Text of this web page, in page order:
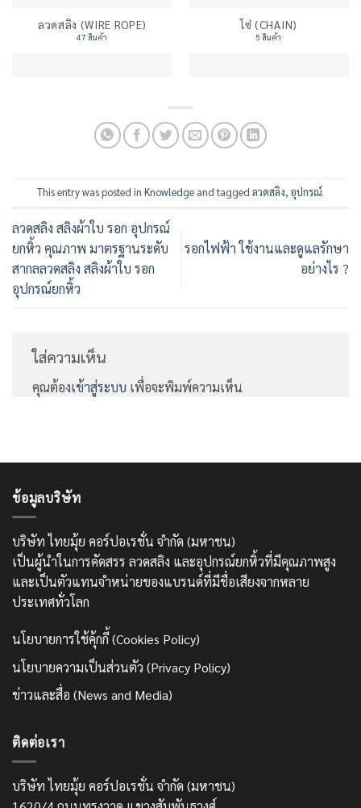
ลวดสลิง (WIRE ROPE)
47 สินค้า
โซ่ (CHAIN)
5 สินค้า
This entry was posted in Knowledge and tagged ลวดสลิง, อุปกรณ์.
ลวดสลิง สลิงผ้าใบ รอก อุปกรณ์
ยกหิ้ว คุณภาพ มาตรฐานระดับ
สากลลวดสลิง สลิงผ้าใบ รอก
อุปกรณ์ยกหิ้ว
รอกไฟฟ้า ใช้งานและดูแลรักษา
อย่างไร ?
ใส่ความเห็น
คุณต้องเข้าสู่ระบบ เพื่อจะพิมพ์ความเห็น
ข้อมูลบริษัท
บริษัท ไทยมุ้ย คอร์ปอเรชั่น จำกัด (มหาชน)
เป็นผู้นำในการคัดสรร ลวดสลิง และอุปกรณ์ยกหิ้วที่มีคุณภาพสูง
และเป็นตัวแทนจำหน่ายของแบรนด์ที่มีชื่อเสียงจากหลาย
ประเทศทั่วโลก
นโยบายการใช้คุ้กกี้ (Cookies Policy)
นโยบายความเป็นส่วนตัว (Privacy Policy)
ข่าวและสื่อ (News and Media)
ติดต่อเรา
บริษัท ไทยมุ้ย คอร์ปอเรชั่น จำกัด (มหาชน)